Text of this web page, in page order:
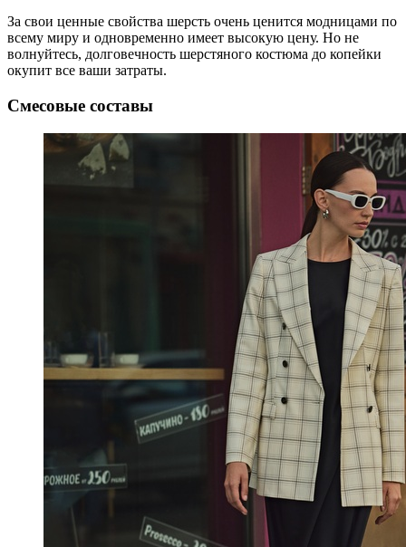
За свои ценные свойства шерсть очень ценится модницами по
всему миру и одновременно имеет высокую цену. Но не
волнуйтесь, долговечность шерстяного костюма до копейки
окупит все ваши затраты.
Смесовые составы